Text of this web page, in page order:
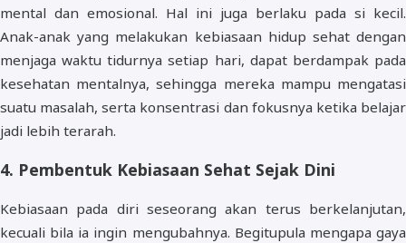
mental dan emosional. Hal ini juga berlaku pada si kecil.
Anak-anak yang melakukan kebiasaan hidup sehat dengan
menjaga waktu tidurnya setiap hari, dapat berdampak pada
kesehatan mentalnya, sehingga mereka mampu mengatasi
suatu masalah, serta konsentrasi dan fokusnya ketika belajar
jadi lebih terarah.
4. Pembentuk Kebiasaan Sehat Sejak Dini
Kebiasaan pada diri seseorang akan terus berkelanjutan,
kecuali bila ia ingin mengubahnya. Begitupula mengapa gaya